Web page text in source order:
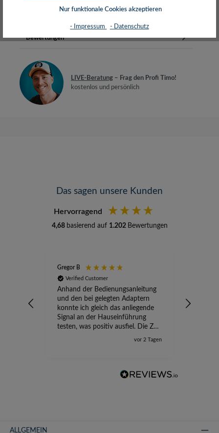
Bewertungen
LIVE-Beratung – Frag den Profi Timo!
kostenlos und persönlich
Das sagen unsere Kunden
Hervorragend
4,68 basierend auf 1.202 Bewertungen
Gregor B
Verified Customer
Anhand der Bedienungsanleitung
und den bei gelegten Adaptern
konnte ich gleich das anliegende
Signal an der Hauseinführung
testen, was positiv ausfiel. Die Zeit
der Ungewissheit ist jetzt vorbei,
vor 2 Tagen
ALLGEMEIN
Nur funktionale Cookies akzeptieren
- Impressum - Datenschutz